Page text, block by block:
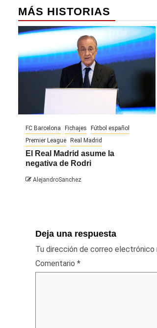
MÁS HISTORIAS
FC Barcelona Fichajes
Fútbol español
Premier League
Real Madrid
El Real Madrid asume la
negativa de Rodri
AlejandroSanchez
Deja una respuesta
Tu dirección de correo electrónico
Comentario *